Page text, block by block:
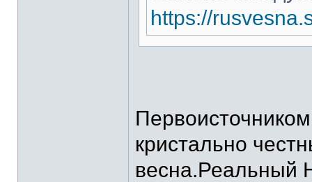
https://
кристально
весна.Реальный